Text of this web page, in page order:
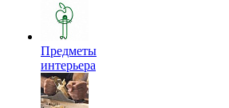
Предметы
интерьера